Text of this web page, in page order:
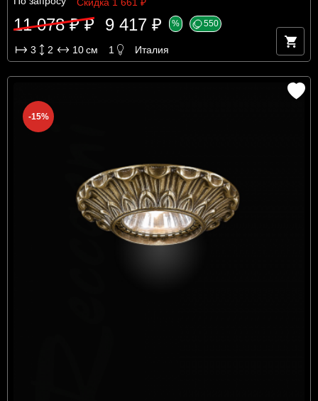
11 078 ₽ ₽ 9 417 ₽ % 550
3 2 10см 1 Италия
-15%